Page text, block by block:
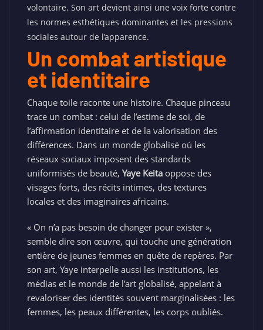
volontaire. Son art devient ainsi une voix forte contre
les normes esthétiques dominantes et les pressions
sociales autour de l’apparence.
Un combat artistique
et identitaire
Chaque toile raconte une histoire. Chaque pinceau
trace un combat : celui de l’estime de soi, de
l’affirmation identitaire et de la valorisation des
différences. Dans un monde globalisé où les
réseaux sociaux imposent des standards
uniformisés de beauté, Yaye Keita oppose des
visages forts, des récits intimes, des textures
locales et des imaginaires africains.
« On n’a pas besoin de changer pour exister »,
semble dire son œuvre, qui touche une génération
entière de jeunes femmes en quête de repères. Par
son art, Yaye interpelle aussi les institutions, les
médias et le monde de l’art globalisé, appelant à
revaloriser des identités souvent marginalisées : les
femmes, les peaux différentes, les corps oubliés.